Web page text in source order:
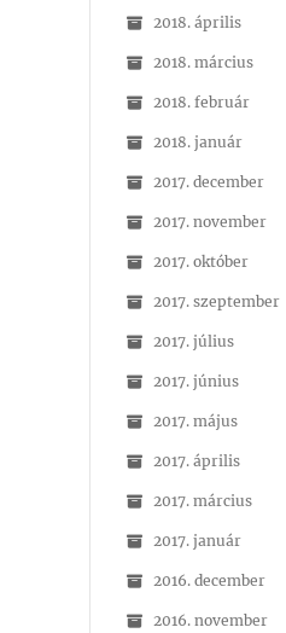
2018. április
2018. március
2018. február
2018. január
2017. december
2017. november
2017. október
2017. szeptember
2017. július
2017. június
2017. május
2017. április
2017. március
2017. január
2016. december
2016. november